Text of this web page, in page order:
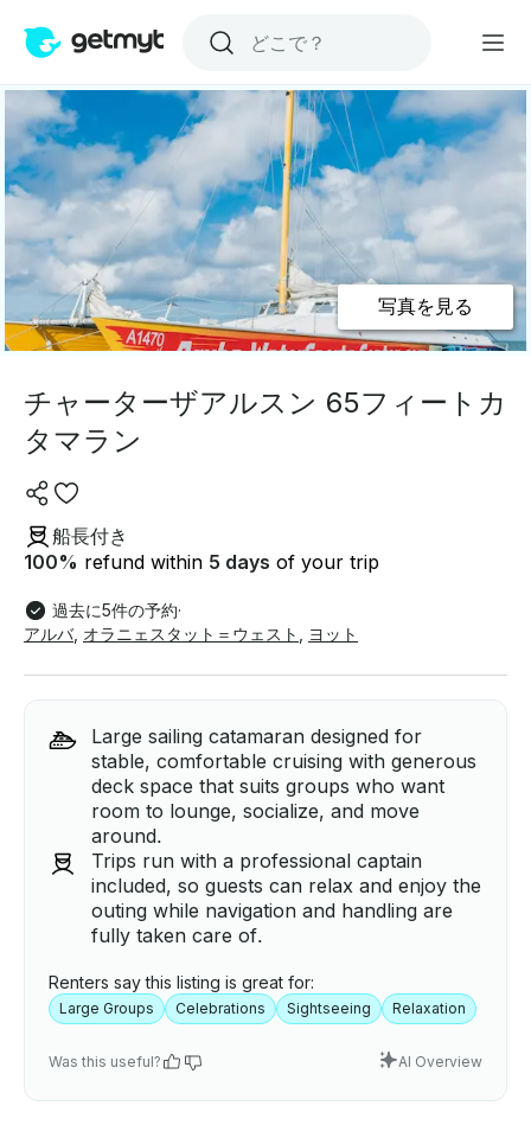
写真を見る
チャーターザアルスン 65フィートカ
タマラン
船長付き
100% refund within 5 days of your trip
過去に5件の予約·
アルバ, オラニェスタット＝ウェスト ヨット
Large sailing catamaran designed for
stable, comfortable cruising with generous
deck space that suits groups who want
room to lounge, socialize, and move
around.
Trips run with a professional captain
included, so guests can relax and enjoy the
outing while navigation and handling are
fully taken care of.
Renters say this listing is great for:
Large Groups Celebrations Sightseeing Relaxation
Was this useful? AI Overview